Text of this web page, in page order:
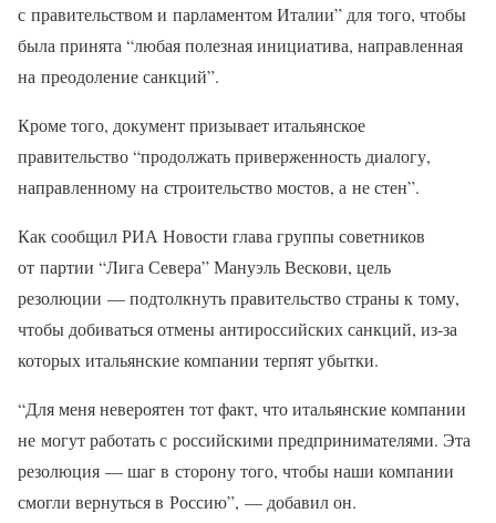
с правительством и парламентом Италии” для того, чтобы
была принята “любая полезная инициатива, направленная
на преодоление санкций”.
Кроме того, документ призывает итальянское
правительство “продолжать приверженность диалогу,
направленному на строительство мостов, а не стен”.
Как сообщил РИА Новости глава группы советников
от партии “Лига Севера” Мануэль Вескови, цель
резолюции — подтолкнуть правительство страны к тому,
чтобы добиваться отмены антироссийских санкций, из-за
которых итальянские компании терпят убытки.
“Для меня невероятен тот факт, что итальянские компании
не могут работать с российскими предпринимателями. Эта
резолюция — шаг в сторону того, чтобы наши компании
смогли вернуться в Россию”, — добавил он.